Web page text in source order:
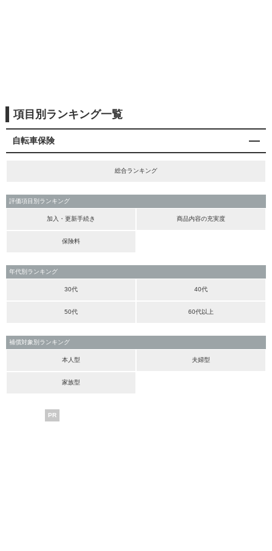
項目別ランキング一覧
自転車保険
総合ランキング
評価項目別ランキング
加入・更新手続き 商品内容の充実度
保険料
年代別ランキング
30代 40代
50代 60代以上
補償対象別ランキング
本人型 夫婦型
家族型
PR